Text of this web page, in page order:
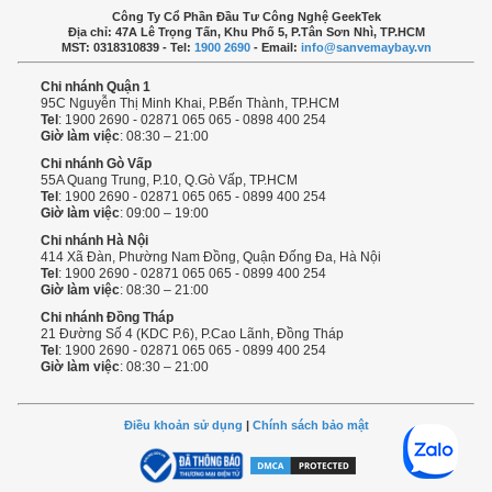
Công Ty Cổ Phần Đầu Tư Công Nghệ GeekTek
Địa chỉ: 47A Lê Trọng Tấn, Khu Phố 5, P.Tân Sơn Nhì, TP.HCM
MST: 0318310839 - Tel: 1900 2690- Email: info@sanvemaybay.vn
Chi nhánh Quận 1
95C Nguyễn Thị Minh Khai, P.Bến Thành, TP.HCM
Tel : 1900 2690 - 02871 065 065 - 0898 400 254
Giờ làm việc: 08:30 – 21:00
Chi nhánh Gò Vấp
55A Quang Trung, P.10, Q.Gò Vấp, TP.HCM
Tel : 1900 2690 - 02871 065 065 - 0899 400 254
Giờ làm việc: 09:00 – 19:00
Chi nhánh Hà Nội
414 Xã Đàn, Phường Nam Đồng, Quận Đống Đa, Hà Nội
Tel : 1900 2690 - 02871 065 065 - 0899 400 254
Giờ làm việc: 08:30 – 21:00
Chi nhánh Đồng Tháp
21 Đường Số 4 (KDC P.6), P.Cao Lãnh, Đồng Tháp
Tel : 1900 2690 - 02871 065 065 - 0899 400 254
Giờ làm việc: 08:30 – 21:00
Điều khoản sử dụng | Chính sách bảo mật